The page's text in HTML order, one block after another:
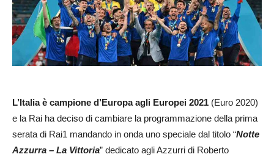
L’Italia è campione d’Europa agli Europei 2021 (Euro 2020)
e la Rai ha deciso di cambiare la programmazione della prima
serata di Rai1 mandando in onda uno speciale dal titolo “Notte
Azzurra – La Vittoria” dedicato agli Azzurri di Roberto